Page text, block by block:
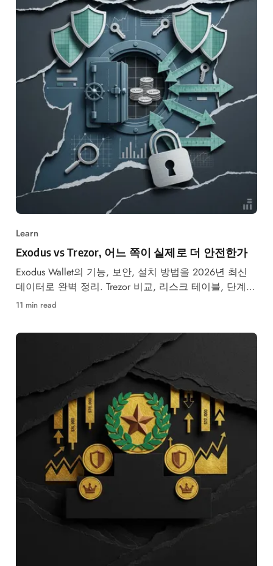
Learn
Exodus vs Trezor, 어느 쪽이 실제로 더 안전한가
Exodus Wallet의 기능, 보안, 설치 방법을 2026년 최신
데이터로 완벽 정리. Trezor 비교, 리스크 테이블, 단계별
사용 가이드까지 한눈에 확인하세요.
11 min read